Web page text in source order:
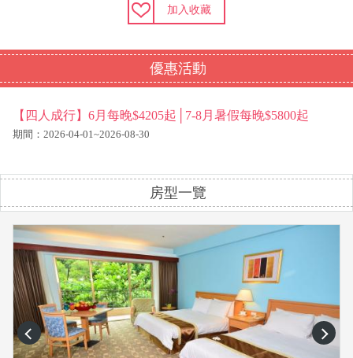
加入收藏
優惠活動
【四人成行】6月每晚$4205起│7-8月暑假每晚$5800起
期間：2026-04-01~2026-08-30
房型一覽
prev next